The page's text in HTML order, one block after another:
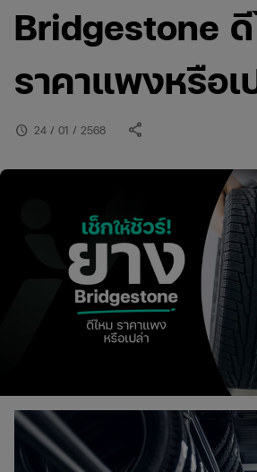
Bridgestone
ราคาแพงหรือเ
schedule 24 / 01 / 2568 share